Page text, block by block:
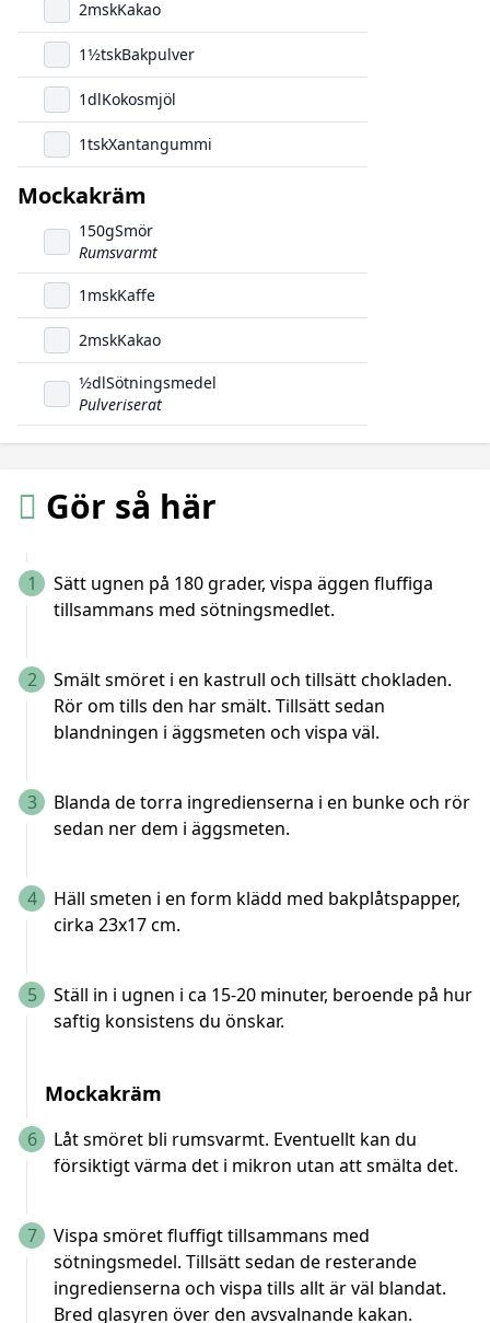
2mskKakao
11/2tskBakpulver
1dlKokosmjöl
1tskXantangummi
Mockakräm
150gSmör
Rumsvarmt
1 mskKaffe
2mskKakao
1/2dlSötningsmedel
Pulveriserat
Gör så här
1
Sätt ugnen på 180 grader, vispa äggen fluffiga
tillsammans med sötningsmedlet.
2
Smält smöret i en kastrull och tillsätt chokladen.
Rör om tills den har smält. Tillsätt sedan
blandningen i äggsmeten och vispa väl.
3
Blanda de torra ingredienserna i en bunke och rör
sedan ner dem i äggsmeten.
4
Häll smeten i en form klädd med bakplåtspapper,
cirka 23x17 cm.
5
Ställ in i ugnen i ca 15-20 minuter, beroende på hur
saftig konsistens du önskar.
Mockakräm
6
Låt smöret bli rumsvarmt. Eventuellt kan du
försiktigt värma det i mikron utan att smälta det.
7
Vispa smöret fluffigt tillsammans med
sötningsmedel. Tillsätt sedan de resterande
ingredienserna och vispa tills allt är väl blandat.
Bred glasyren över den avsvalnande kakan.